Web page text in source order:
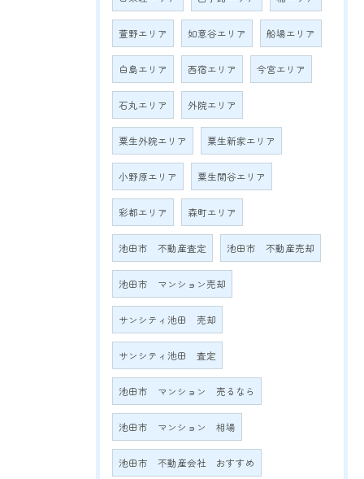
萱野エリア 如意谷エリア 船場エリア
白島エリア 西宿エリア 今宮エリア
石丸エリア 外院エリア
粟生外院エリア 粟生新家エリア
小野原エリア 粟生間谷エリア
彩都エリア 森町エリア
池田市 不動産査定 池田市 不動産売却
池田市 マンション売却
サンシティ池田 売却
サンシティ池田 査定
池田市 マンション 売るなら
池田市 マンション 相場
池田市 不動産会社 おすすめ